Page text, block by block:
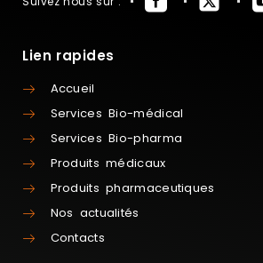
Lien rapides
Accueil
Services Bio-médical
Services Bio-pharma
Produits médicaux
Produits pharmaceutiques
Nos actualités
Contacts